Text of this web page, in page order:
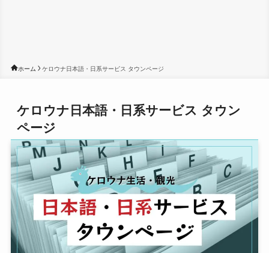
ホーム ケロウナ日本語・日系サービス タウンページ
ケロウナ日本語・日系サービス タウン
ページ